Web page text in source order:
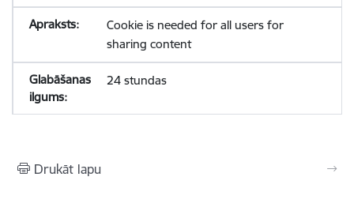
Cookie is needed for all users for
sharing content
24 stundas
Drukāt lapu